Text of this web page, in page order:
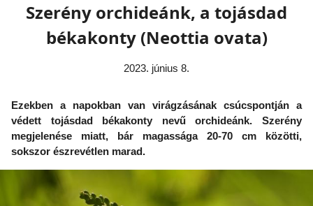
Szerény orchideánk, a tojásdad
békakonty (Neottia ovata)
2023. június 8.
Ezekben a napokban van virágzásának csúcspontján a
védett tojásdad békakonty nevű orchideánk. Szerény
megjelenése miatt, bár magassága 20-70 cm közötti,
sokszor észrevétlen marad.